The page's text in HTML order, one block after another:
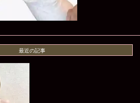
最近の記事